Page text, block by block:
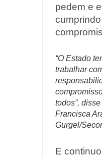
pedem e
“O Estado
trabalhar
todos”,
Francisca
Gurgel/
E